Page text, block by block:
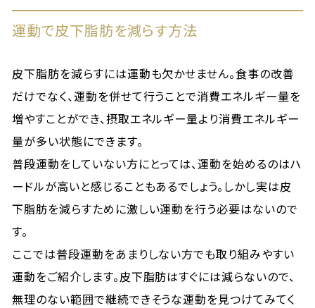
運動で皮下脂肪を減らす方法
皮下脂肪を減らすには運動も欠かせません。食事の改善
だけでなく、運動を併せて行うことで消費エネルギー量を
増やすことができ、摂取エネルギー量より消費エネルギー
量が多い状態にできます。
普段運動をしていない方にとっては、運動を始めるのはハ
ードルが高いと感じることもあるでしょう。しかし実は皮
下脂肪を減らすために激しい運動を行う必要はないので
す。
ここでは普段運動をあまりしない方でも取り組みやすい
運動をご紹介します。皮下脂肪はすぐには減らないので、
無理のない範囲で継続できそうな運動を見つけてみてく